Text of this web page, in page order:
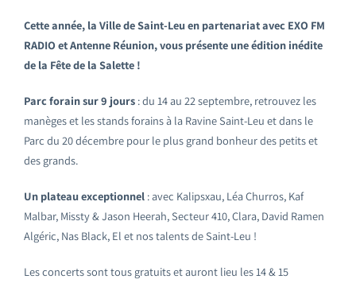
Cette année, la Ville de Saint-Leu en partenariat avec EXO FM
RADIO et Antenne Réunion, vous présente une édition inédite
de la Fête de la Salette !
Parc forain sur 9 jours : du 14 au 22 septembre, retrouvez les
manèges et les stands forains à la Ravine Saint-Leu et dans le
Parc du 20 décembre pour le plus grand bonheur des petits et
des grands.
Un plateau exceptionnel : avec Kalipsxau, Léa Churros, Kaf
Malbar, Missty & Jason Heerah, Secteur 410, Clara, David Ramen
Algéric, Nas Black, El et nos talents de Saint-Leu !
Les concerts sont tous gratuits et auront lieu les 14 & 15